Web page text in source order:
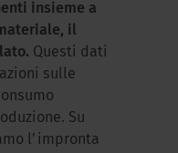
insieme a
il
Questi dati
sulle
Su
l’impronta